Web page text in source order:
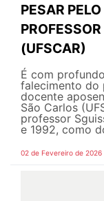
PESAR
(UFSCAR)
É com
falecimento do
docente
São Carlos
professor
e 1992, como
02 de Fevereiro de 2026